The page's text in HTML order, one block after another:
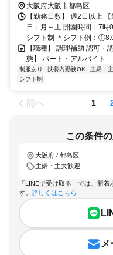
OsakaMetro 都島駅 徒歩7
大阪府大阪市都島区
【勤務日数】 週2日以上
日：月～土 開園時間：7
シフト制 ＊シフト例：
【職種】 調理補助 認可
態】 パート・アルバイト
制服あり 扶養内勤務OK 主婦・
シフト制
前へ 1
この条件
大阪府 / 都島区
主婦・主夫歓迎
「LINEで受け取る」では、新
す。 詳しくはこちら